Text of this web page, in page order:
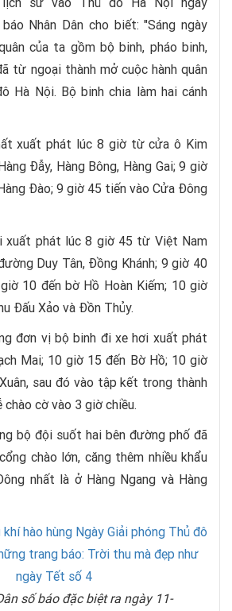
Nhân Dân cho biết: "Sáng ngày
của ta gồm bộ binh, pháo binh,
từ ngoại thành mở cuộc hành quân
Hà Nội. Bộ binh chia làm hai cánh
xuất phát lúc 8 giờ từ cửa ô Kim
Đẫy, Hàng Bông, Hàng Gai; 9 giờ
Đào; 9 giờ 45 tiến vào Cửa Đông
xuất phát lúc 8 giờ 45 từ Việt Nam
Duy Tân, Đồng Khánh; 9 giờ 40
10 đến bờ Hồ Hoàn Kiếm; 10 giờ
Đấu Xảo và Đồn Thủy.
đơn vị bộ binh đi xe hơi xuất phát
Mai; 10 giờ 15 đến Bờ Hồ; 10 giờ
sau đó vào tập kết trong thành
chào cờ vào 3 giờ chiều.
bộ đội suốt hai bên đường phố đã
chào lớn, căng thêm nhiều khẩu
nhất là ở Hàng Ngang và Hàng
số báo đặc biệt ra ngày 11-